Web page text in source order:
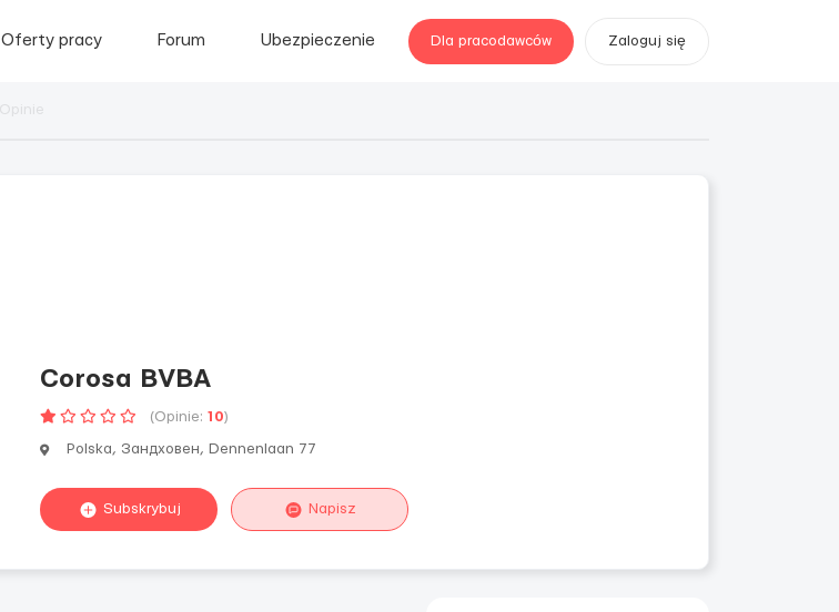
Oferty pracy Forum Ubezpieczenie Dla pracodawców Zaloguj się
Corosa BVBA
(Opinie: 10)
Polska, Зандховен, Dennenlaan 77
Subskrybuj Napisz